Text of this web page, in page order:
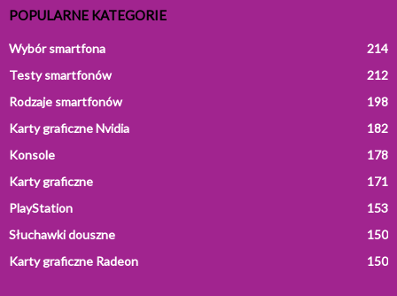
POPULARNE KATEGORIE
Wybór smartfona
214
Testy smartfonów
212
Rodzaje smartfonów
198
Karty graficzne Nvidia
182
Konsole
178
Karty graficzne
171
PlayStation
153
Słuchawki douszne
150
Karty graficzne Radeon
150